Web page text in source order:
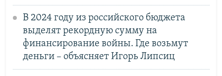
В 2024 году из российского бюджета
выделят рекордную сумму на
финансирование войны. Где возьмут
деньги – объясняет Игорь Липсиц